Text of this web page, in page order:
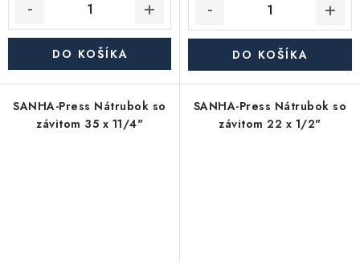
DO KOŠÍKA DO KOŠÍKA
SANHA-Press Nátrubok so
závitom 35 x 11/4"
SANHA-Press Nátrubok so
závitom 22 x 1/2"